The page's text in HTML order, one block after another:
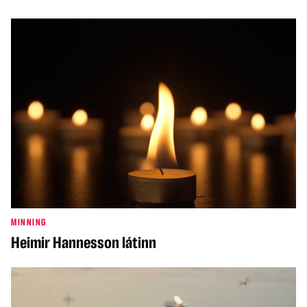
MINNING
Heimir Hannesson látinn